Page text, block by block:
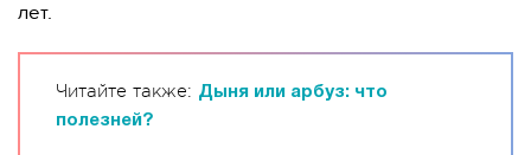
лет.
Читайте также: Дыня или арбуз: что
полезней?